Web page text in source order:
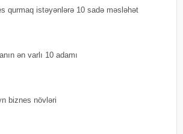
qurmaq istəyənlərə 10 sadə məsləhət
ən varlı 10 adamı
biznes növləri